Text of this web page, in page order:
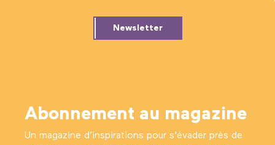
Newsletter
Abonnement au magazine
Un magazine d’inspirations pour s'évader près de